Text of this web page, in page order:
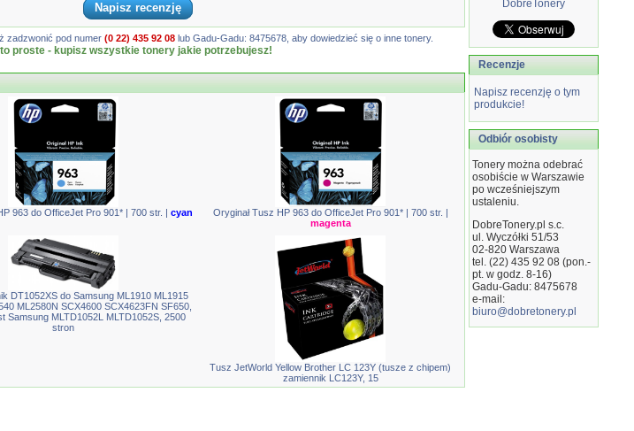
Napisz recenzję
zadzwonić pod numer (0 22) 435 92 08lub Gadu-Gadu: 8475678, aby dowiedzieć się o inne tonery.
to proste - kupisz wszystkie tonery jakie potrzebujesz!
963 do OfficeJet Pro 901* | 700 str. | cyan
Oryginał Tusz HP 963 do OfficeJet Pro 901* | 700 str. |
magenta
DT1052XS do Samsung ML1910 ML1915
ML2580N SCX4600 SCX4623FN SF650,
Samsung MLTD1052L MLTD1052S, 2500
stron
Tusz JetWorld Yellow Brother LC 123Y (tusze z chipem)
zamiennik LC123Y, 15
DobreTonery
Recenzje
Napisz recenzję o tym
produkcie!
Odbiór osobisty
Tonery można odebrać
osobiście w Warszawie
po wcześniejszym
ustaleniu.
DobreTonery.pl s.c.
ul. Wyczółki 51/53
02-820 Warszawa
tel. (22) 435 92 08 (pon.-
pt. w godz. 8-16)
Gadu-Gadu: 8475678
e-mail:
biuro@dobretonery.pl